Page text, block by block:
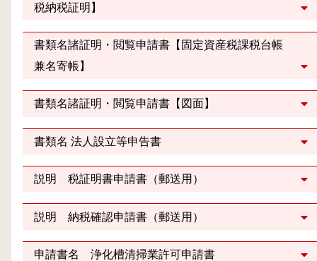
税納税証明】
書類名諸証明・閲覧申請書【固定資産税課税台帳
兼名寄帳】
書類名諸証明・閲覧申請書【図面】
書類名 法人設立等申告書
説明 税証明書申請書（郵送用）
説明 納税確認申請書（郵送用）
申請書名 浄化槽清掃業許可申請書